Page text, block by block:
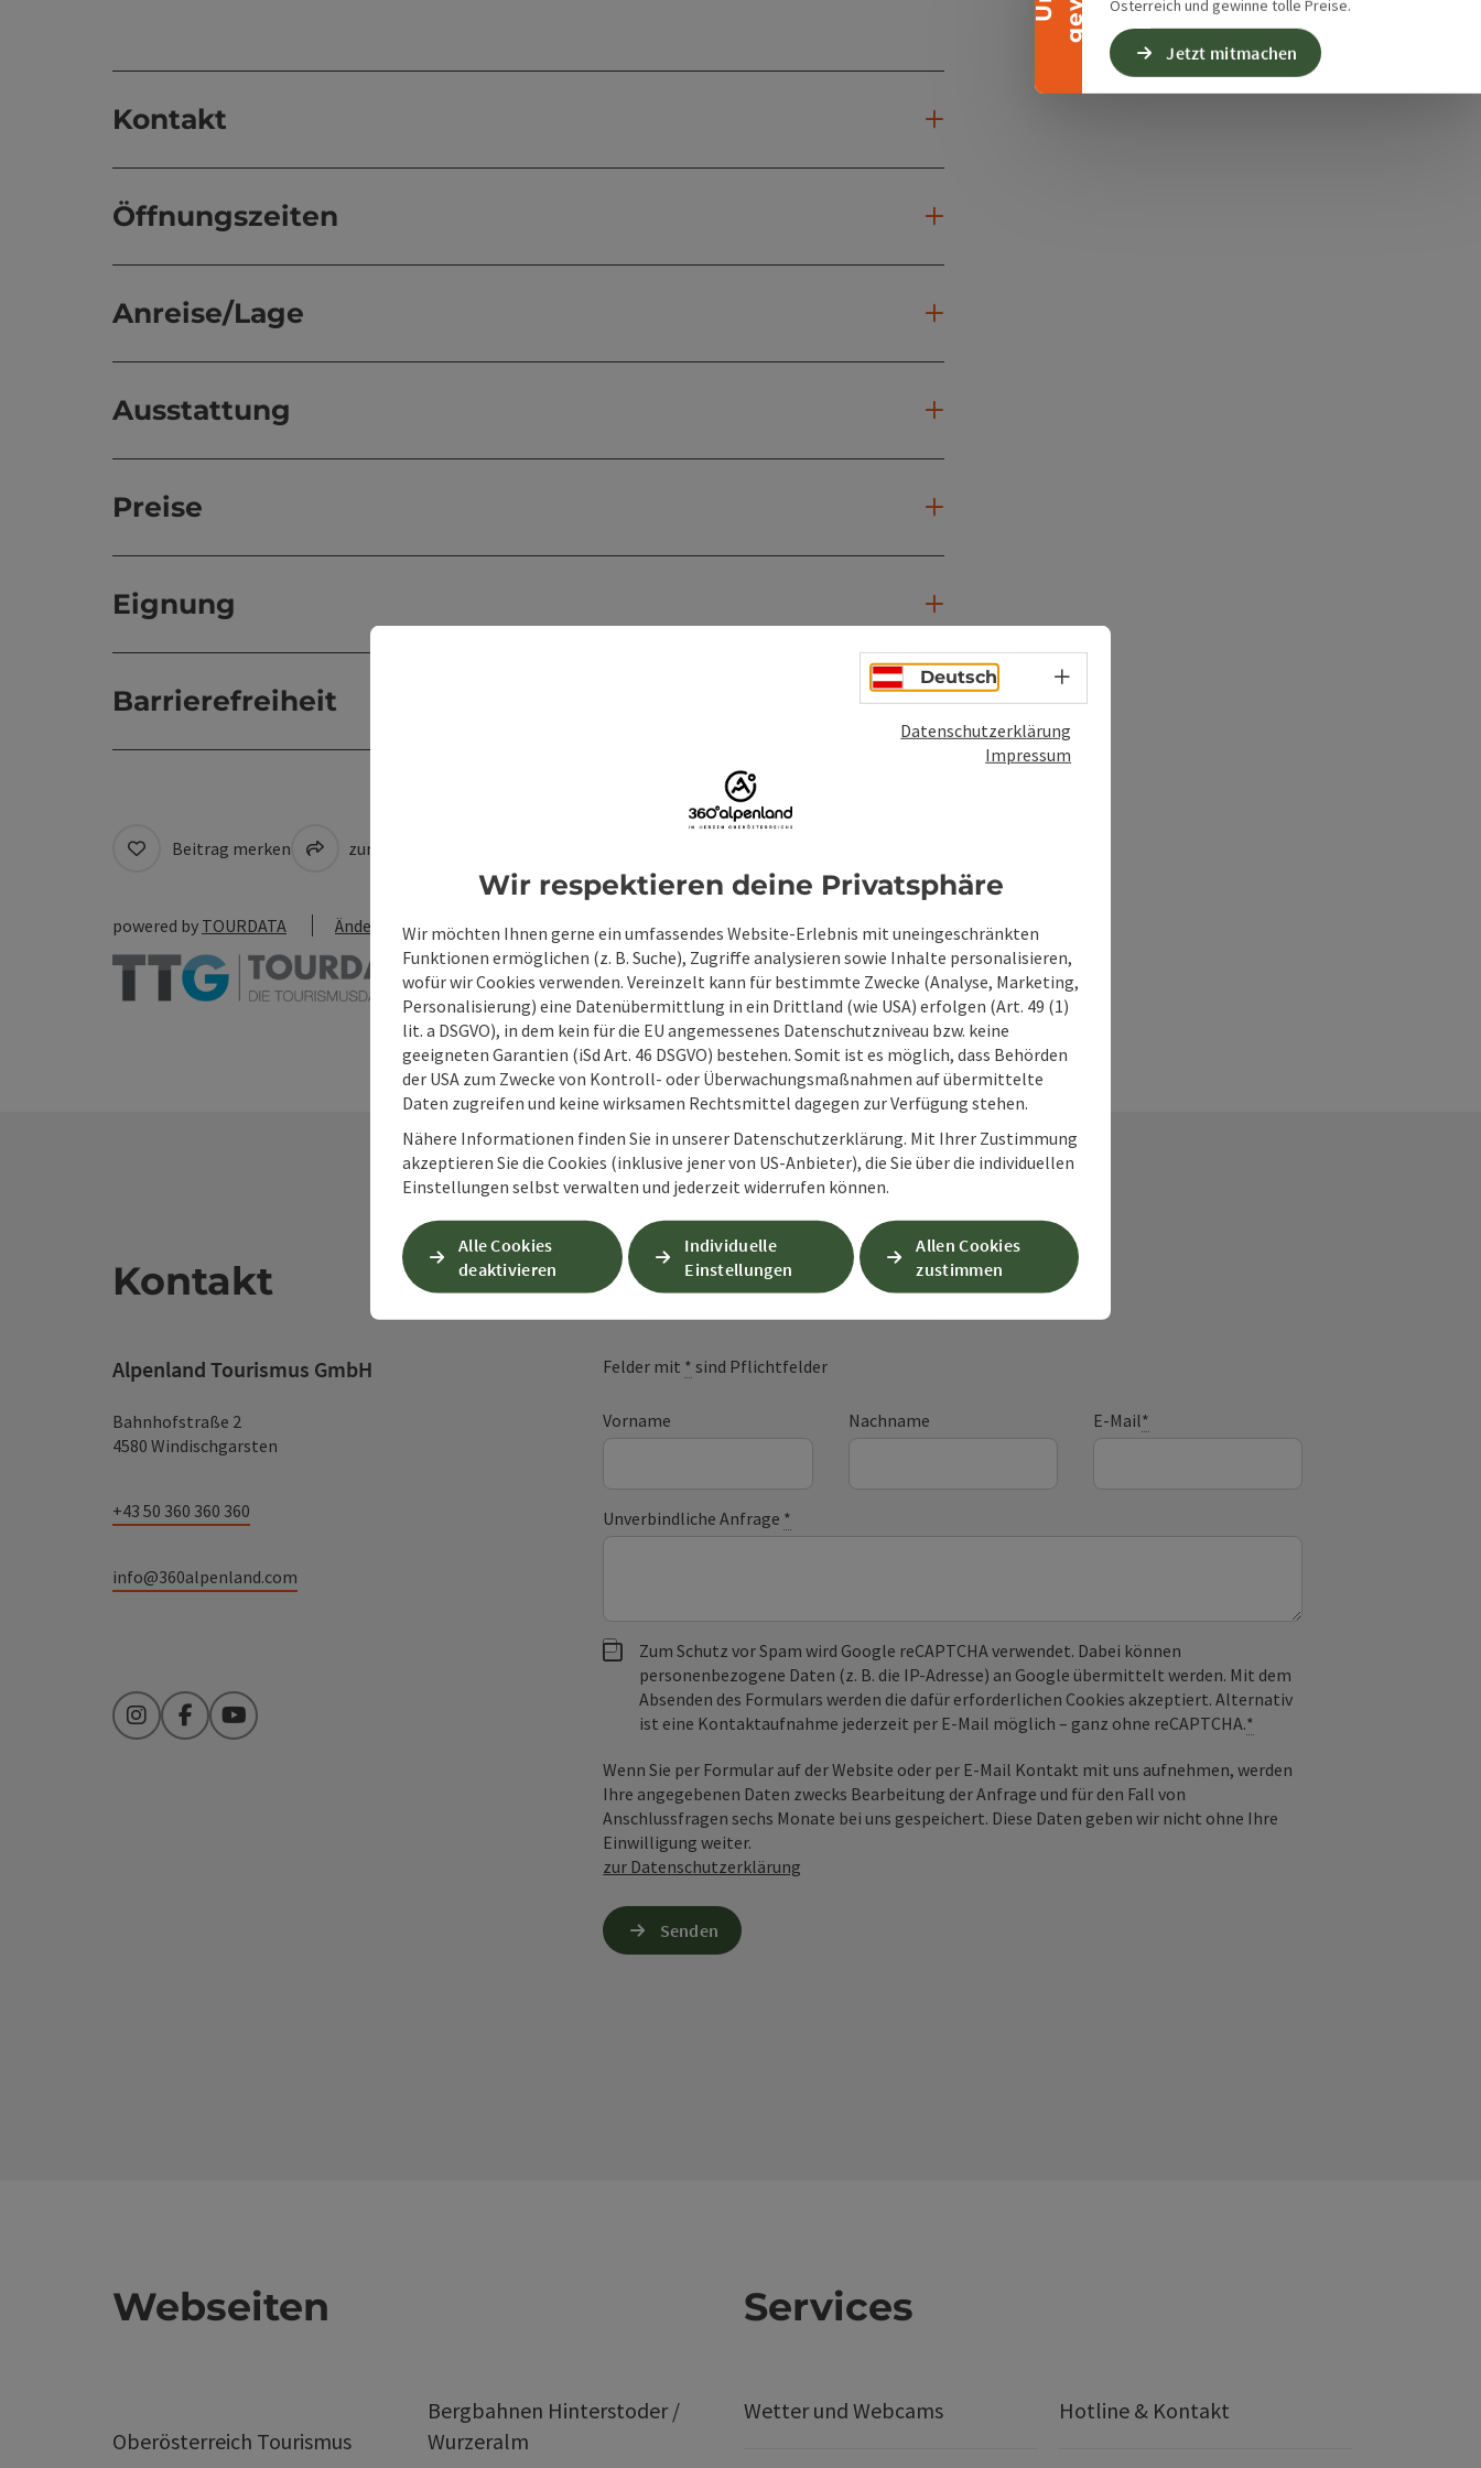
Österreich und gewinne tolle Preise.
Jetzt mitmachen
Kontakt
Öffnungszeiten
Anreise/Lage
Ausstattung
Preise
Eignung
Barrierefreiheit
Beitrag merken zum Merkzettel
powered by TOURDATA Änderung vorschlagen
Kontakt
Alpenland Tourismus GmbH
Bahnhofstraße 2
4580 Windischgarsten
+43 50 360 360 360
info@360alpenland.com
InstagramFacebookYouTube
Unverbindliche Anfrage
Felder mit * sind Pflichtfelder
Vorname Nachname E-Mail*
Unverbindliche Anfrage *
Zum Schutz vor Spam wird Google reCAPTCHA verwendet. Dabei können
personenbezogene Daten (z. B. die IP-Adresse) an Google übermittelt werden. Mit dem
Absenden des Formulars werden die dafür erforderlichen Cookies akzeptiert. Alternativ
ist eine Kontaktaufnahme jederzeit per E-Mail möglich – ganz ohne reCAPTCHA.*
Wenn Sie per Formular auf der Website oder per E-Mail Kontakt mit uns aufnehmen, werden
Ihre angegebenen Daten zwecks Bearbeitung der Anfrage und für den Fall von
Anschlussfragen sechs Monate bei uns gespeichert. Diese Daten geben wir nicht ohne Ihre
Einwilligung weiter.
zur Datenschutzerklärung
Senden
Webseiten
Oberösterreich Tourismus
Bergbahnen Hinterstoder /
Wurzeralm
Services
Wetter und Webcams Hotline & Kontakt
Deutsch Sprachwahl - Menü öffnen
Datenschutzerklärung
Impressum
Wir respektieren deine Privatsphäre
Wir möchten Ihnen gerne ein umfassendes Website-Erlebnis mit uneingeschränkten
Funktionen ermöglichen (z. B. Suche), Zugriffe analysieren sowie Inhalte personalisieren,
wofür wir Cookies verwenden. Vereinzelt kann für bestimmte Zwecke (Analyse, Marketing,
Personalisierung) eine Datenübermittlung in ein Drittland (wie USA) erfolgen (Art. 49 (1)
lit. a DSGVO), in dem kein für die EU angemessenes Datenschutzniveau bzw. keine
geeigneten Garantien (iSd Art. 46 DSGVO) bestehen. Somit ist es möglich, dass Behörden
der USA zum Zwecke von Kontroll- oder Überwachungsmaßnahmen auf übermittelte
Daten zugreifen und keine wirksamen Rechtsmittel dagegen zur Verfügung stehen.
Nähere Informationen finden Sie in unserer Datenschutzerklärung. Mit Ihrer Zustimmung
akzeptieren Sie die Cookies (inklusive jener von US-Anbieter), die Sie über die individuellen
Einstellungen selbst verwalten und jederzeit widerrufen können.
Alle Cookies
deaktivieren
Individuelle
Einstellungen
Allen Cookies
zustimmen